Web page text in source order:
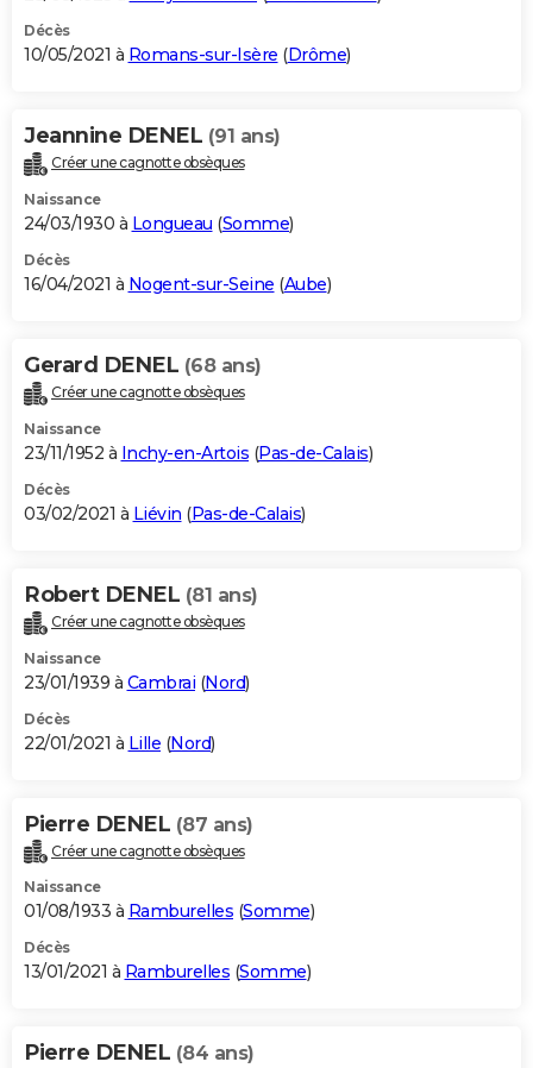
Décès
10/05/2021 à Romans-sur-Isère (Drôme)
Jeannine DENEL (91 ans)
Créer une cagnotte obsèques
Naissance
24/03/1930 à Longueau (Somme)
Décès
16/04/2021 à Nogent-sur-Seine (Aube)
Gerard DENEL (68 ans)
Créer une cagnotte obsèques
Naissance
23/11/1952 à Inchy-en-Artois (Pas-de-Calais)
Décès
03/02/2021 à Liévin (Pas-de-Calais)
Robert DENEL (81 ans)
Créer une cagnotte obsèques
Naissance
23/01/1939 à Cambrai (Nord)
Décès
22/01/2021 à Lille (Nord)
Pierre DENEL (87 ans)
Créer une cagnotte obsèques
Naissance
01/08/1933 à Ramburelles (Somme)
Décès
13/01/2021 à Ramburelles (Somme)
Pierre DENEL (84 ans)